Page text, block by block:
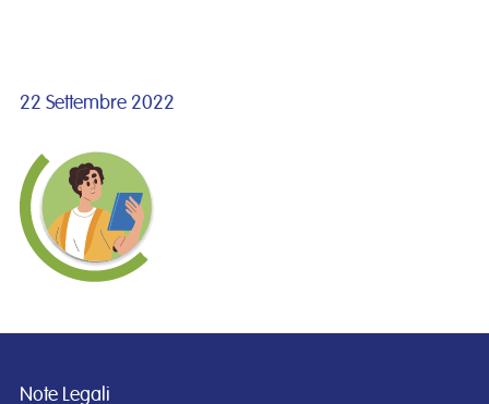
22 Settembre 2022
Note Legali